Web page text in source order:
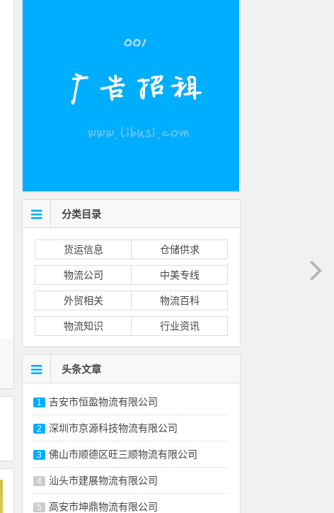
分类目录
货运信息 仓储供求
物流公司 中美专线
外贸相关 物流百科
物流知识 行业资讯
头条文章
1 吉安市恒盈物流有限公司
2 深圳市京源科技物流有限公司
3 佛山市顺德区旺三顺物流有限公司
4 汕头市建展物流有限公司
5 高安市坤鼎物流有限公司